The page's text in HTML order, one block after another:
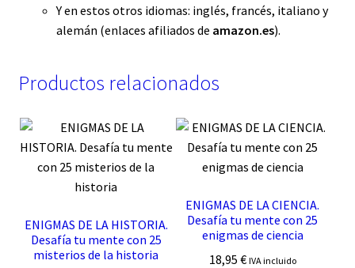
Y en estos otros idiomas: inglés, francés, italiano y
alemán (enlaces afiliados de amazon.es).
Productos relacionados
ENIGMAS DE LA HISTORIA.
Desafía tu mente con 25
misterios de la historia
ENIGMAS DE LA CIENCIA.
Desafía tu mente con 25
enigmas de ciencia
18,95 € IVA incluido